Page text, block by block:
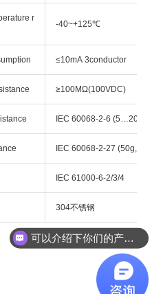
r
-40~+125℃
≤10mA 3conductor
≥100MΩ(100VDC)
IEC 60068-2-6
IEC 60068-2-27 (50g,
IEC 61000-6-2/3/4
304不锈钢
可以介绍下你们的产品么？